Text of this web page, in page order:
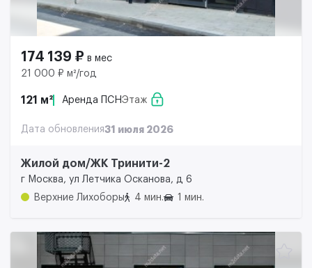
174 139 ₽ в мес
21 000 ₽ м²/год
121 м² Аренда ПСНЭтаж
Дата обновления31 июля 2026
Жилой дом/ЖК Тринити-2
г Москва, ул Летчика Осканова, д 6
Верхние Лихоборы
4 мин. 1 мин.